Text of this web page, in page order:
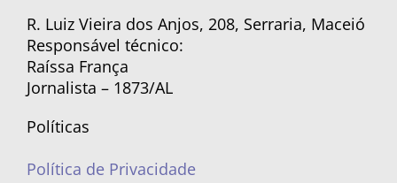
R. Luiz Vieira dos Anjos, 208, Serraria, Maceió
Responsável técnico:
Raíssa França
Jornalista – 1873/AL
Políticas
Política de Privacidade